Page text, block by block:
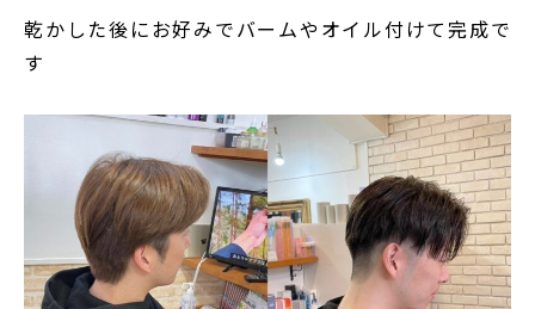
乾かした後にお好みでバームやオイル付けて完成で
す